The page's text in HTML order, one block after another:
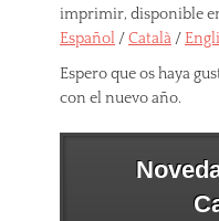
imprimir, disponible
Español /Català /
Espero que os haya
con el nuevo año.